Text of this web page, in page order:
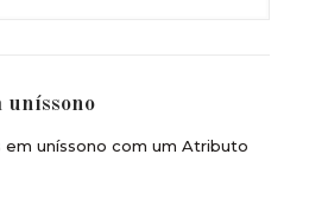
uníssono
em uníssono com um Atributo